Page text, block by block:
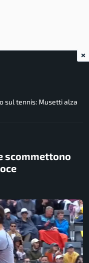
sul tennis: Musetti alza
scommettono
×